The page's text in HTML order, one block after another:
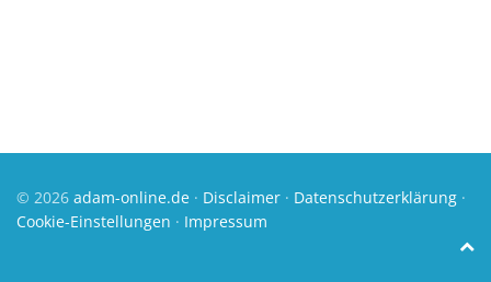
© 2026 adam-online.de · Disclaimer · Datenschutzerklärung ·
Cookie-Einstellungen · Impressum